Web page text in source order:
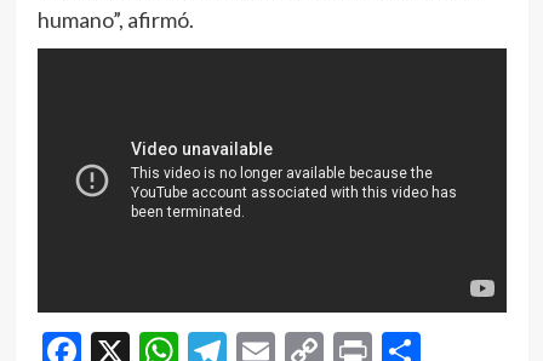
humano”, afirmó.
Facebook
X WhatsApp
Telegram
EmailCopy
Print